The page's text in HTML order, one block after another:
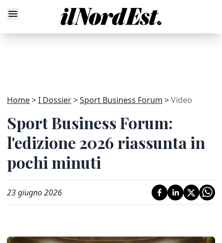
Home I Dossier Sport Business Forum Video
Sport Business Forum:
l'edizione 2026 riassunta in
pochi minuti
23 giugno 2026